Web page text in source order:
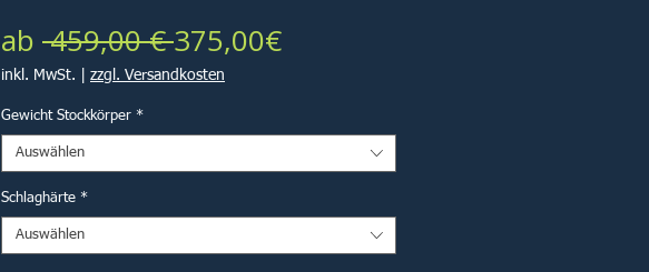
ab 459,00 € Standardpreis
375,00€Sale-
inkl. MwSt. zzgl. Versandkosten
Gewicht Stockkörper *
Auswählen
Schlaghärte *
Auswählen